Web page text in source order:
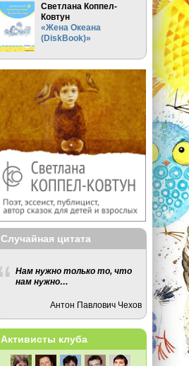
Светлана Коппел-
Ковтун
«Жена Океана
(DiskBook)»
Случайная цитата
Нам нужно только то, что
нам нужно…
Антон Павлович Чехов
Активисты клуба